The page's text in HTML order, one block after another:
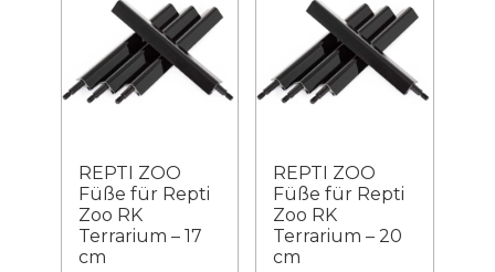
REPTI ZOO
Füße für Repti
Zoo RK
Terrarium – 17
cm
REPTI ZOO
Füße für Repti
Zoo RK
Terrarium – 20
cm